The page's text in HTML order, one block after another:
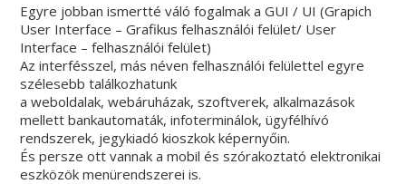
Egyre jobban ismertté váló fogalmak a GUI / UI (Grapich
User Interface – Grafikus felhasználói felület/ User
Interface – felhasználói felület)
Az interfésszel, más néven felhasználói felülettel egyre
szélesebb találkozhatunk
a weboldalak, webáruházak, szoftverek, alkalmazások
mellett bankautomaták, infoterminálok, ügyfélhívó
rendszerek, jegykiadó kioszkok képernyőin.
És persze ott vannak a mobil és szórakoztató elektronikai
eszközök menürendszerei is.